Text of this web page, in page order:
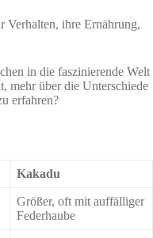
Verhalten, ihre Ernährung,
in die faszinierende Welt
mehr über die Unterschiede
erfahren?
Kakadu
Größer, oft mit auffälliger
Federhaube